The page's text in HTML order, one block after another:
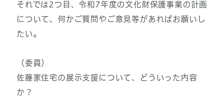
それでは2つ目、令和7年度の文化財保護事業の計画
について、何かご質問やご意見等があればお願いし
たい。
（委員）
佐藤家住宅の展示支援について、どういった内容
か？